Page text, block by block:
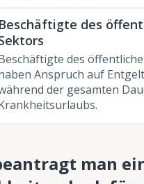
Beschäftigte des
des
Anspruch auf
der gesamten
man